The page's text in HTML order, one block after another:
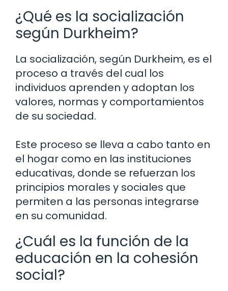
¿Qué es la socialización
según Durkheim?
La socialización, según Durkheim, es el
proceso a través del cual los
individuos aprenden y adoptan los
valores, normas y comportamientos
de su sociedad.
Este proceso se lleva a cabo tanto en
el hogar como en las instituciones
educativas, donde se refuerzan los
principios morales y sociales que
permiten a las personas integrarse
en su comunidad.
¿Cuál es la función de la
educación en la cohesión
social?